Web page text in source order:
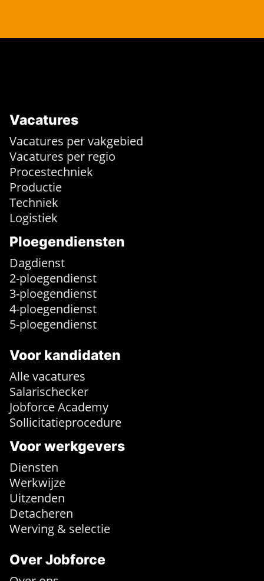
Vacatures
Vacatures per vakgebied
Vacatures per regio
Procestechniek
Productie
Techniek
Logistiek
Ploegendiensten
Dagdienst
2-ploegendienst
3-ploegendienst
4-ploegendienst
5-ploegendienst
Voor kandidaten
Alle vacatures
Salarischecker
Jobforce Academy
Sollicitatieprocedure
Voor werkgevers
Diensten
Werkwijze
Uitzenden
Detacheren
Werving & selectie
Over Jobforce